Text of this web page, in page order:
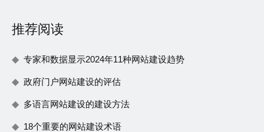
推荐阅读
专家和数据显示2024年11种网站建设趋势
政府门户网站建设的评估
多语言网站建设的建设方法
18个重要的网站建设术语